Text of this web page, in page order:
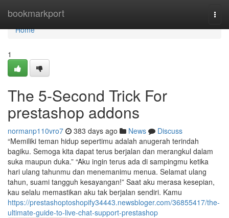
bookmarkport
Home
Home
1
The 5-Second Trick For
prestashop addons
normanp110vro7 383 days ago News
Discuss
“Memiliki teman hidup sepertimu adalah anugerah terindah
bagiku. Semoga kita dapat terus berjalan dan merangkul dalam
suka maupun duka.” “Aku ingin terus ada di sampingmu ketika
hari ulang tahunmu dan menemanimu menua. Selamat ulang
tahun, suami tangguh kesayangan!” Saat aku merasa kesepian,
kau selalu memastikan aku tak berjalan sendiri. Kamu
https://prestashoptoshopify34443.newsbloger.com/36855417/the-
ultimate-guide-to-live-chat-support-prestashop